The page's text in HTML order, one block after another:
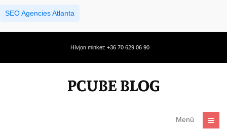
SEO Agencies Atlanta
Hívjon minket: +36 70 629 06 90
Menü